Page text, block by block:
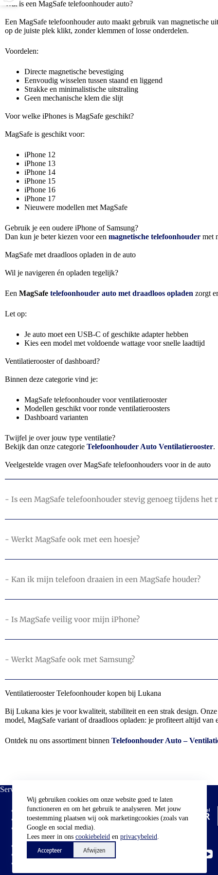
Wij gebruiken cookies om onze website goed te laten
functioneren en om het gebruik te analyseren. Met jouw
toestemming plaatsen wij ook marketingcookies (zoals van
Google en social media).
Lees meer in ons cookiebeleid en privacybeleid.
Accepteer Afwijzen
Wat is een MagSafe telefoonhouder auto?
Een MagSafe telefoonhouder auto maakt gebruik van magnetische
op de juiste plek klikt, zonder klemmen of losse onderdelen.
Voordelen:
Directe magnetische bevestiging
Eenvoudig wisselen tussen staand en liggend
Strakke en minimalistische uitstraling
Geen mechanische klem die slijt
Voor welke iPhones is MagSafe geschikt?
MagSafe is geschikt voor:
iPhone 12
iPhone 13
iPhone 14
iPhone 15
iPhone 16
iPhone 17
Nieuwere modellen met MagSafe
Gebruik je een oudere iPhone of Samsung?
Dan kun je beter kiezen voor een magnetische telefoonhouder met
MagSafe met draadloos opladen in de auto
Wil je navigeren én opladen tegelijk?
Een MagSafe telefoonhouder auto met draadloos opladen zorgt
Let op:
Je auto moet een USB-C of geschikte adapter hebben
Kies een model met voldoende wattage voor snelle laadtijd
Ventilatierooster of dashboard?
Binnen deze categorie vind je:
MagSafe telefoonhouder voor ventilatierooster
Modellen geschikt voor ronde ventilatieroosters
Dashboard varianten
Twijfel je over jouw type ventilatie?
Bekijk dan onze categorie Telefoonhouder Auto Ventilatierooster.
Veelgestelde vragen over MagSafe telefoonhouders voor in de auto
- Is een MagSafe telefoonhouder stevig genoeg tijdens het
- Werkt MagSafe ook met een hoesje?
- Kan ik mijn telefoon draaien in een MagSafe houder?
- Is MagSafe veilig voor mijn iPhone?
- Werkt MagSafe ook met Samsung?
Ventilatierooster Telefoonhouder kopen bij Lukana
Bij Lukana kies je voor kwaliteit, stabiliteit en een strak design.
model, MagSafe variant of draadloos opladen: je profiteert altijd
Ontdek nu ons assortiment binnen Telefoonhouder Auto –
Service:
Over Ons
Veelgestelde vragen
Verzenden &
Retourneren
Garantie